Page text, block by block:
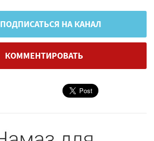
ПОДПИСАТЬСЯ НА КАНАЛ
КОММЕНТИРОВАТЬ